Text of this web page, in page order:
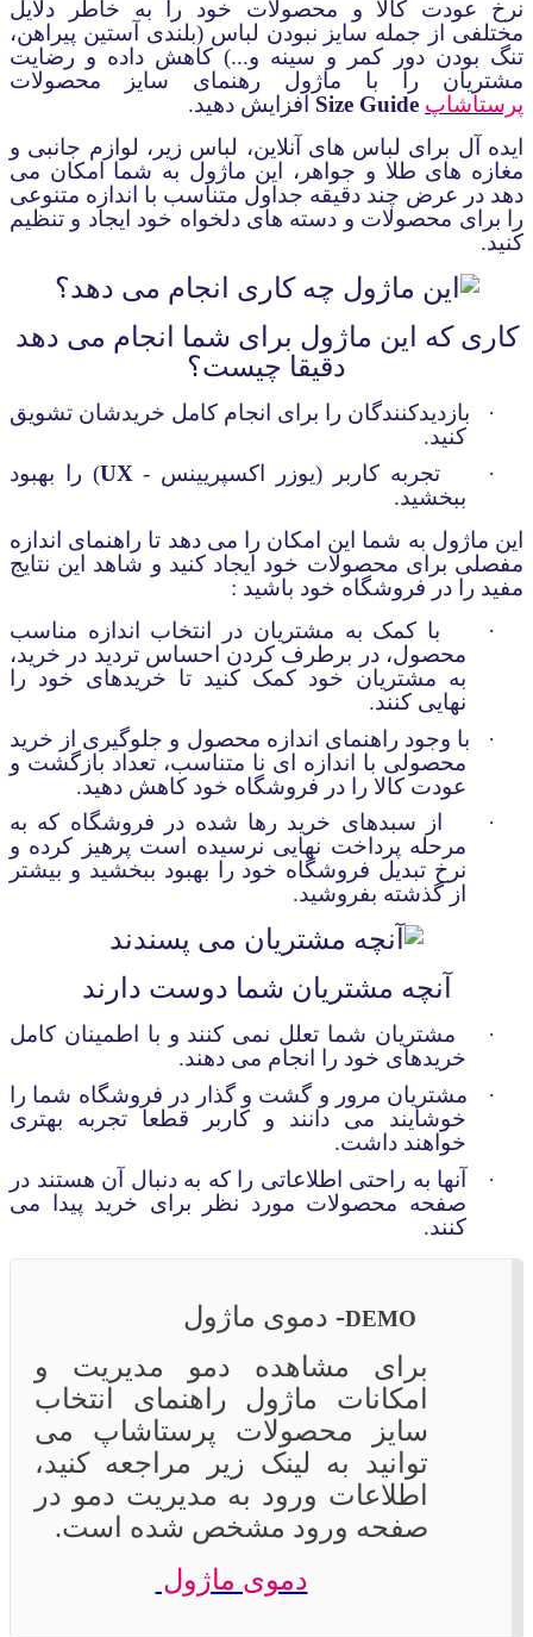
نرخ عودت کالا و محصولات خود را به خاطر دلایل
مختلفی از جمله سایز نبودن لباس (بلندی آستین پیراهن،
تنگ بودن دور کمر و سینه و...) کاهش داده و رضایت
مشتریان را با ماژول رهنمای سایز محصولات
پرستاشاپ Size Guide افزایش دهید.
ایده آل برای لباس های آنلاین، لباس زیر، لوازم جانبی و
مغازه های طلا و جواهر، این ماژول به شما امکان می
دهد در عرض چند دقیقه جداول متناسب با اندازه متنوعی
را برای محصولات و دسته های دلخواه خود ایجاد و تنظیم
کنید.
کاری که این ماژول برای شما انجام می دهد
دقیقا چیست؟
·
بازدیدکنندگان را برای انجام کامل خریدشان تشویق
کنید.
·
تجربه کاربر (یوزر اکسپریینس - UX
) را بهبود
ببخشید.
این ماژول به شما این امکان را می دهد تا راهنمای اندازه
مفصلی برای محصولات خود ایجاد کنید و شاهد این نتایج
مفید را در فروشگاه خود باشید :
·
با کمک به مشتریان در انتخاب اندازه مناسب
محصول، در برطرف کردن احساس تردید در خرید،
به مشتریان خود کمک کنید تا خریدهای خود را
نهایی کنند.
·
با وجود راهنمای اندازه محصول و جلوگیری از خرید
محصولی با اندازه ای نا متناسب، تعداد بازگشت و
عودت کالا را در فروشگاه خود کاهش دهید.
·
از سبدهای خرید رها شده در فروشگاه که به
مرحله پرداخت نهایی نرسیده است پرهیز کرده و
نرخ تبدیل فروشگاه خود را بهبود ببخشید و بیشتر
از گذشته بفروشید.
آنچه مشتریان شما دوست دارند
·
مشتریان شما تعلل نمی کنند و با اطمینان کامل
خریدهای خود را انجام می دهند.
·
مشتریان مرور و گشت و گذار در فروشگاه شما را
خوشایند می دانند و کاربر قطعا تجربه بهتری
خواهند داشت.
·
آنها به راحتی اطلاعاتی را که به دنبال آن هستند در
صفحه محصولات مورد نظر برای خرید پیدا می
کنند.
DEMO
- دموی ماژول
برای مشاهده دمو مدیریت و
امکانات ماژول
راهنمای انتخاب
سایز محصولات پرستاشاپ می
توانید به لینک زیر مراجعه کنید،
اطلاعات ورود به مدیریت دمو در
صفحه ورود مشخص شده است.
دموی ماژول